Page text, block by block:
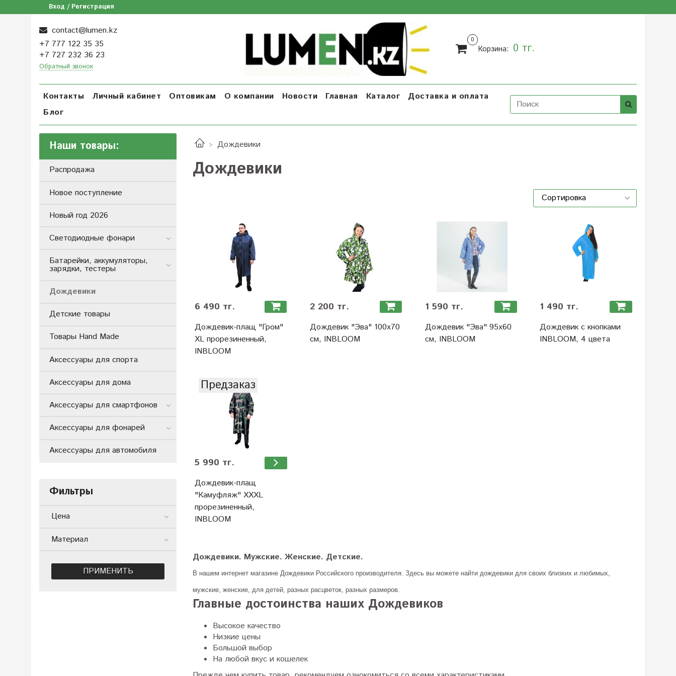
Вход / Регистрация
contact@lumen.kz
+7 777 122 35 35
+7 727 232 36 23
Обратный звонок
0
Корзина: 0 тг.
Контакты Личный кабинет Оптовикам О компании Новости Главная Каталог
Доставка и оплата
Блог
Дождевики
Дождевики
6 490 тг.
Дождевик-плащ "Гром"
XL прорезиненный,
INBLOOM
2 200 тг.
Дождевик "Эва" 100х70
см, INBLOOM
1 590 тг.
Дождевик "Эва" 95х60
см, INBLOOM
1 490 тг.
Дождевик с кнопками
INBLOOM, 4 цвета
Предзаказ
5 990 тг.
Дождевик-плащ
"Камуфляж" XXXL
прорезиненный,
INBLOOM
Дождевики. Мужские. Женские. Детские.
В нашем интернет магазине Дождевики Российского производителя. Здесь вы можете найти дождевики для своих близких и любимых,
мужские, женские, для детей, разных расцветок, разных размеров.
Главные достоинства наших Дождевиков
Высокое качество
Низкие цены
Большой выбор
На любой вкус и кошелек
Наши товары:
Распродажа
Новое поступление
Новый год 2026
Светодиодные фонари
Батарейки, аккумуляторы,
зарядки, тестеры
Дождевики
Детские товары
Товары Hand Made
Аксессуары для спорта
Аксессуары для дома
Аксессуары для смартфонов
Аксессуары для фонарей
Аксессуары для автомобиля
Фильтры
Цена
Материал
ПРИМЕНИТЬ